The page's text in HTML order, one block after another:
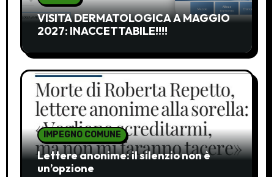
VISITA DERMATOLOGICA A MAGGIO
2027: INACCETTABILE!!!!
IMPEGNO COMUNE
Lettere anonime: il silenzio non è
un’opzione